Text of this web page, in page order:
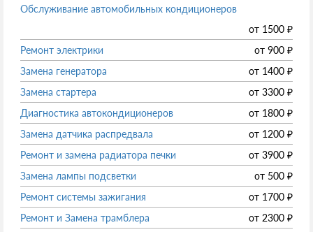
Обслуживание автомобильных кондиционеров
от 1500 ₽
Ремонт электрики
от 900 ₽
Замена генератора
от 1400 ₽
Замена стартера
от 3300 ₽
Диагностика автокондиционеров
от 1800 ₽
Замена датчика распредвала
от 1200 ₽
Ремонт и замена радиатора печки
от 3900 ₽
Замена лампы подсветки
от 500 ₽
Ремонт системы зажигания
от 1700 ₽
Ремонт и Замена трамблера
от 2300 ₽